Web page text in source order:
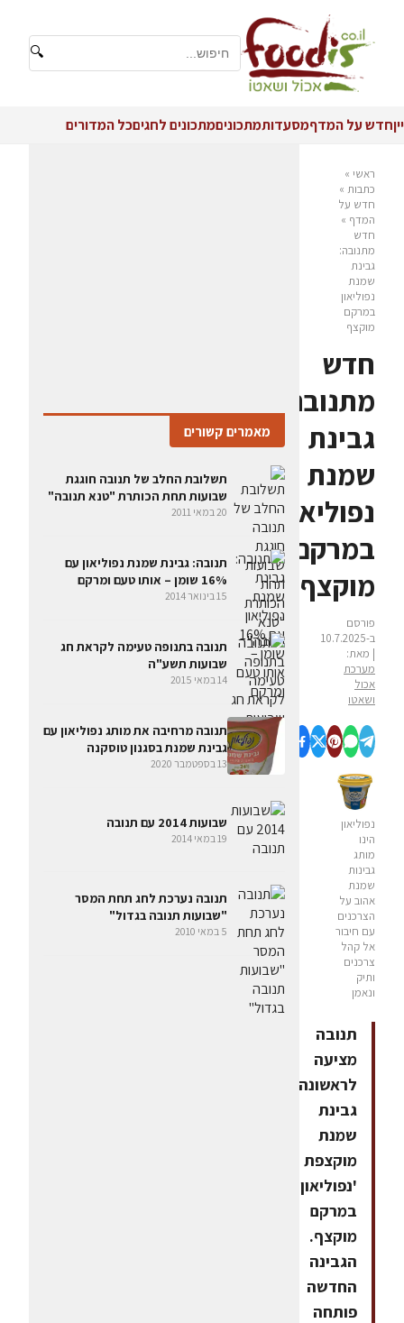
🔍
ייןחדש על המדףמסעדותמתכוניםמתכונים לחגיםכל המדורים
ראשי »
כתבות »
חדש על
המדף »
חדש
מתנובה:
גבינת
שמנת
נפוליאון
במרקם
מוקצף
חדש
מתנובה:
גבינת
שמנת
נפוליאון
במרקם
מוקצף
פורסם
ב-10.7.2025
| מאת:
מערכת
אכול
ושאטו
נפוליאון
הינו
מותג
גבינות
שמנת
אהוב על
הצרכנים
עם חיבור
אל קהל
צרכנים
ותיק
ונאמן
תנובה
מציעה
לראשונה
גבינת
שמנת
מוקצפת
'נפוליאון'
במרקם
מוקצף.
הגבינה
החדשה
פותחה
מאמרים קשורים
תשלובת החלב של תנובה חוגגת
שבועות תחת הכותרת "טנא תנובה"
20 במאי 2011
תנובה: גבינת שמנת נפוליאון עם
16% שומן – אותו טעם ומרקם
15 בינואר 2014
תנובה בתנופה טעימה לקראת חג
שבועות תשע"ה
14 במאי 2015
תנובה מרחיבה את מותג נפוליאון עם
גבינת שמנת בסגנון טוסקנה
13 בספטמבר 2020
שבועות 2014 עם תנובה
19 במאי 2014
תנובה נערכת לחג תחת המסר
"שבועות תנובה בגדול"
5 במאי 2010